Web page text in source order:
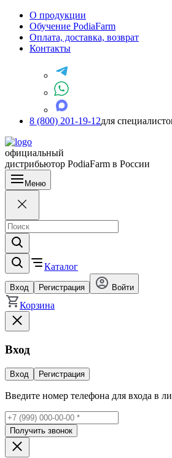
О продукции
Обучение PodiaFarm
Оплата, доставка, возврат
Контакты
8 (800) 201-19-12для
официальный
дистрибьютор PodiaFarm в России
Меню
Каталог
Вход Регистрация Войти
Корзина
Вход
Вход Регистрация
Введите номер телефона для входа в
Получить звонок